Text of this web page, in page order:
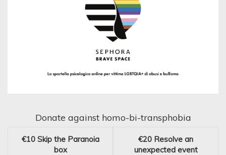
Donate against homo-bi-transphobia
€10 Skip the Paranoia
box
€20 Resolve an
unexpected event